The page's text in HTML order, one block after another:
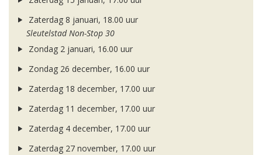
Zaterdag 8 januari, 18.00 uur
Sleutelstad Non-Stop 30
Zondag 2 januari, 16.00 uur
Zondag 26 december, 16.00 uur
Zaterdag 18 december, 17.00 uur
Zaterdag 11 december, 17.00 uur
Zaterdag 4 december, 17.00 uur
Zaterdag 27 november, 17.00 uur